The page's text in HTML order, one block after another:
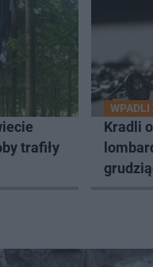
trafiły
WPADLI
Kradli